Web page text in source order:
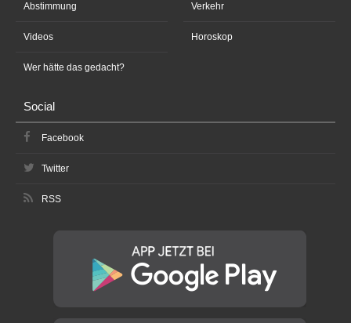
Abstimmung
Videos
Wer hätte das gedacht?
Verkehr
Horoskop
Social
Facebook
Twitter
RSS